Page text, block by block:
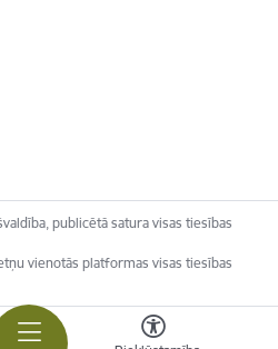
publicētā satura visas tiesības
vienotās platformas visas tiesības